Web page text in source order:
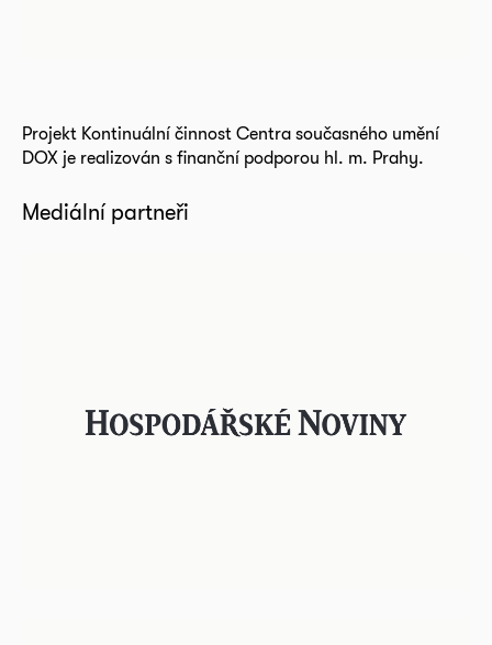
Projekt Kontinuální činnost Centra současného umění
DOX je realizován s finanční podporou hl. m. Prahy.
Mediální partneři